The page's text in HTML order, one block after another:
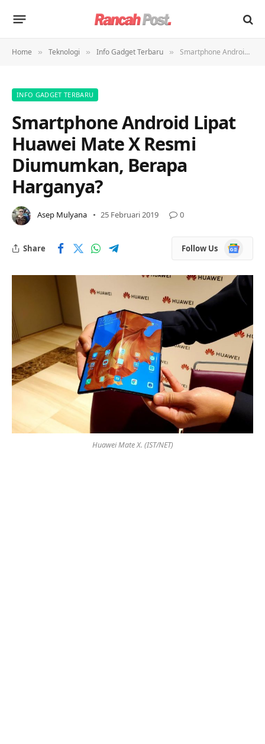
Home » Teknologi » Info Gadget Terbaru » Smartphone Android Lipat Huawei Mate X Resmi Diumumkan, Berapa Harganya?
INFO GADGET TERBARU
Smartphone Android Lipat
Huawei Mate X Resmi
Diumumkan, Berapa
Harganya?
Asep Mulyana 25 Februari 2019 0
Share Follow Us
Google
News
Huawei Mate X. (IST/NET)